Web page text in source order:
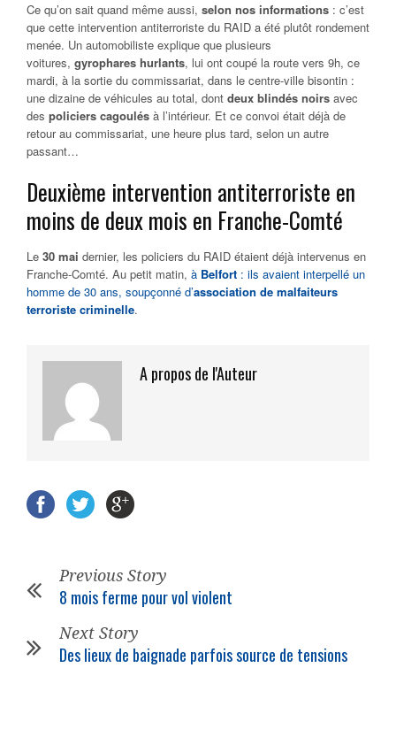
Ce qu’on sait quand même aussi, selon nos informations : c’est
que cette intervention antiterroriste du RAID a été plutôt rondement
menée. Un automobiliste explique que plusieurs
voitures, gyrophares hurlants, lui ont coupé la route vers 9h, ce
mardi, à la sortie du commissariat, dans le centre-ville bisontin :
une dizaine de véhicules au total, dont deux blindés noirs avec
des policiers cagoulés à l’intérieur. Et ce convoi était déjà de
retour au commissariat, une heure plus tard, selon un autre
passant…
Deuxième intervention antiterroriste en
moins de deux mois en Franche-Comté
Le 30 mai dernier, les policiers du RAID étaient déjà intervenus en
Franche-Comté. Au petit matin, à Belfort : ils avaient interpellé un
homme de 30 ans, soupçonné d’association de malfaiteurs
terroriste criminelle.
A propos de l'Auteur
Previous Story
8 mois ferme pour vol violent
Next Story
Des lieux de baignade parfois source de tensions